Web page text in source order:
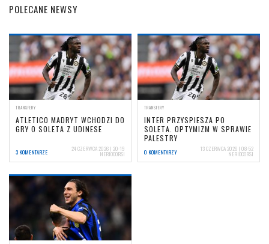
POLECANE NEWSY
TRANSFERY
ATLETICO MADRYT WCHODZI DO
GRY O SOLETA Z UDINESE
3 KOMENTARZE 24 CZERWCA 2026 | 20:19
NERIOCORSI
TRANSFERY
INTER PRZYSPIESZA PO
SOLETA. OPTYMIZM W SPRAWIE
PALESTRY
0 KOMENTARZY 13 CZERWCA 2026 | 08:52
NERIOCORSI